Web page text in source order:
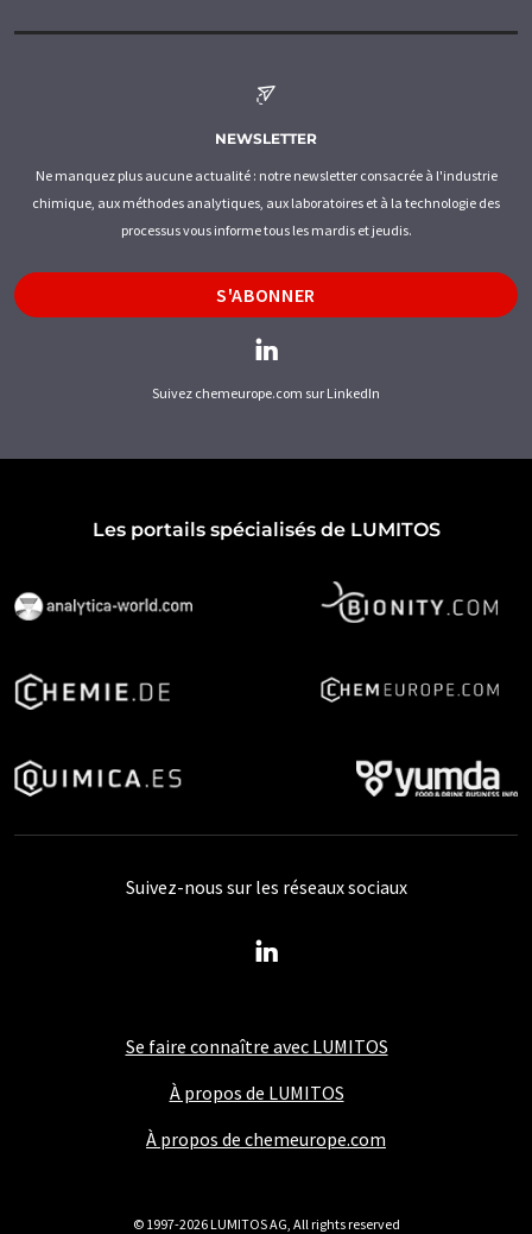
NEWSLETTER
Ne manquez plus aucune actualité : notre newsletter consacrée à l'industrie
chimique, aux méthodes analytiques, aux laboratoires et à la technologie des
processus vous informe tous les mardis et jeudis.
S'ABONNER
Suivez chemeurope.com sur LinkedIn
Les portails spécialisés de LUMITOS
Se faire connaître avec LUMITOS
À propos de LUMITOS
À propos de chemeurope.com
Suivez-nous sur les réseaux sociaux
© 1997-2026 LUMITOS AG, All rights reserved